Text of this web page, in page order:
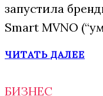
запустила
Smart MVNO
ЧИТАТЬ ДАЛЕЕ
БИЗНЕС